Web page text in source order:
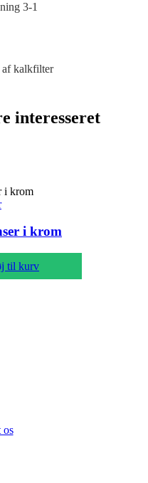
3‑1
kalkfilter
interesseret
i krom
til kurv
os